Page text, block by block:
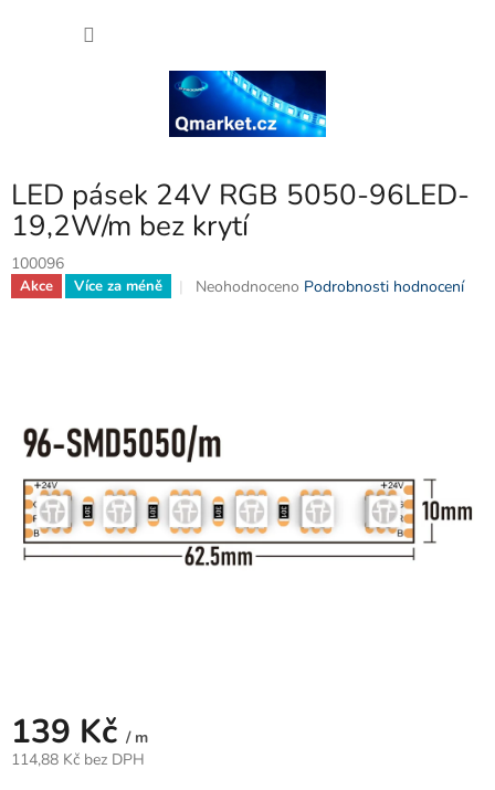
LED pásek 24V RGB 5050-96LED-
19,2W/m bez krytí
100096
Akce Více za méně
Průměrné
hvězdiček.
Neohodnoceno Podrobnosti hodnocení
139 Kč / m
114,88 Kč bez DPH